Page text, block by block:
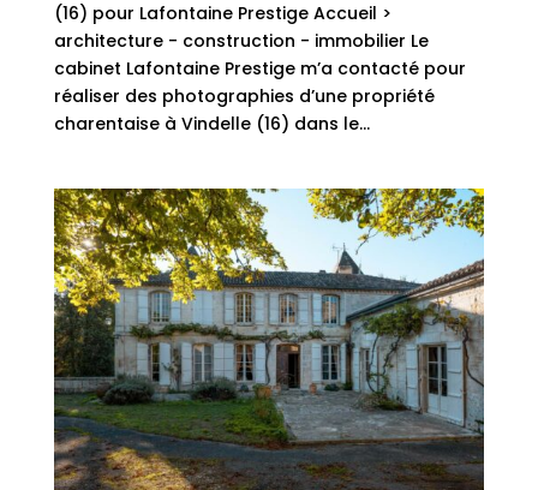
(16) pour Lafontaine Prestige Accueil >
architecture - construction - immobilier Le
cabinet Lafontaine Prestige m’a contacté pour
réaliser des photographies d’une propriété
charentaise à Vindelle (16) dans le...